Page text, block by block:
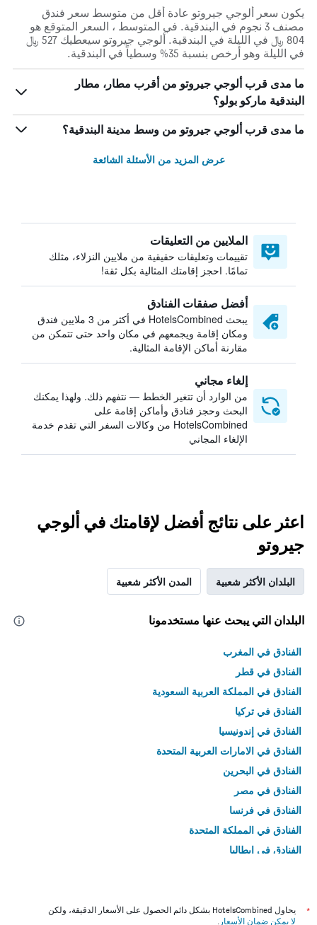
يكون سعر ألوجي جيروتو عادة أقل من متوسط ​​سعر فندق
مصنف 3 نجوم في البندقية. في المتوسط ، السعر المتوقع هو
804 ﷼ في الليلة في البندقية. ألوجي جيروتو سيعطيك 527 ﷼
في الليلة وهو أرخص بنسبة 35% وسطياً في البندقية.
ما مدى قرب ألوجي جيروتو من أقرب مطار، مطار
البندقية ماركو بولو؟
ما مدى قرب ألوجي جيروتو من وسط مدينة البندقية؟
عرض المزيد من الأسئلة الشائعة
الملايين من التعليقات
تقييمات وتعليقات حقيقية من ملايين النزلاء، مثلك
تمامًا. احجز إقامتك المثالية بكل ثقة!
أفضل صفقات الفنادق
يبحث HotelsCombined في أكثر من 3 ملايين فندق
ومكان إقامة ويجمعهم في مكان واحد حتى تتمكن من
مقارنة أماكن الإقامة المثالية.
إلغاء مجاني
من الوارد أن تتغير الخطط — نتفهم ذلك. ولهذا يمكنك
البحث وحجز فنادق وأماكن إقامة على
HotelsCombined من وكالات السفر التي تقدم خدمة
الإلغاء المجاني
اعثر على نتائج أفضل لإقامتك في ألوجي
جيروتو
البلدان الأكثر شعبية المدن الأكثر شعبية
البلدان التي يبحث عنها مستخدمونا
الفنادق في المغرب
الفنادق في قطر
الفنادق في المملكة العربية السعودية
الفنادق في تركيا
الفنادق في إندونيسيا
الفنادق في الامارات العربية المتحدة
الفنادق في البحرين
الفنادق في مصر
الفنادق في فرنسا
الفنادق في المملكة المتحدة
الفنادق في إيطاليا
*
يحاول HotelsCombined بشكل دائم الحصول على الأسعار الدقيقة، ولكن
لا يمكن ضمان الأسعار .